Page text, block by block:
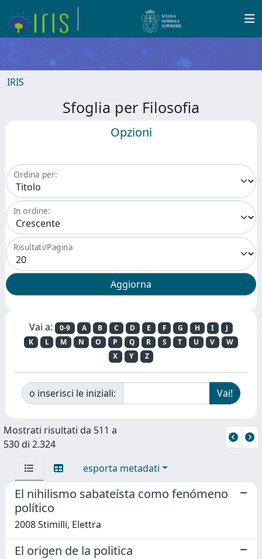
IRIS
Sfoglia per Filosofia
Opzioni
Ordina per:
In ordine:
Risultati/Pagina
Vai a: 0-9 A B C D E F G H I
J
K
L M N O P Q R S T U V
W
X
Y Z
o inserisci le iniziali:
Mostrati risultati da 511 a
530 di 2.324
esporta metadati
El nihilismo sabateísta como fenómeno
político
2008 Stimilli, Elettra
El origen de la politica